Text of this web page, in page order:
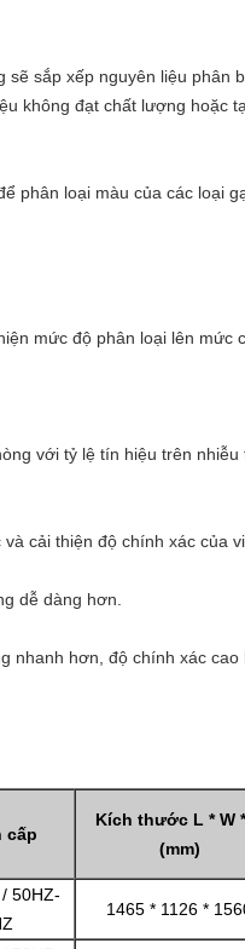
sắp xếp nguyên liệu phân
không đạt chất lượng hoặc
phân loại màu của các loại
mức độ phân loại lên mức
với tỷ lệ tín hiệu trên
cải thiện độ chính xác của
dễ dàng hơn.
nhanh hơn, độ chính xác
cấp
Kích thước L * W
(mm)
50HZ-
1465 * 1126 *